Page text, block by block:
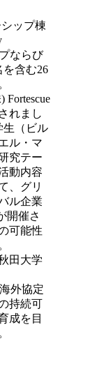
シップ棟
ならび
含む26
れまし
生（ビル
ル・マ
究テー
動内容
、グリ
ル企業
開催さ
可能性
田大学
外協定
持続可
成を目